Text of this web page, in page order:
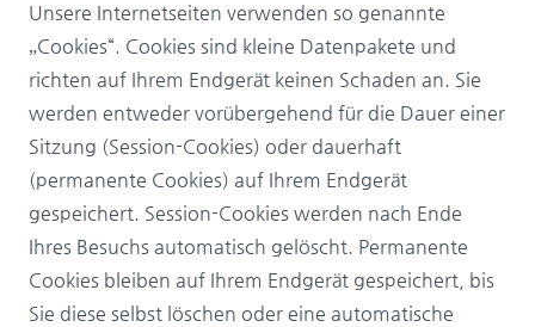
Unsere Internetseiten verwenden so genannte
„Cookies“. Cookies sind kleine Datenpakete und
richten auf Ihrem Endgerät keinen Schaden an. Sie
werden entweder vorübergehend für die Dauer einer
Sitzung (Session-Cookies) oder dauerhaft
(permanente Cookies) auf Ihrem Endgerät
gespeichert. Session-Cookies werden nach Ende
Ihres Besuchs automatisch gelöscht. Permanente
Cookies bleiben auf Ihrem Endgerät gespeichert, bis
Sie diese selbst löschen oder eine automatische